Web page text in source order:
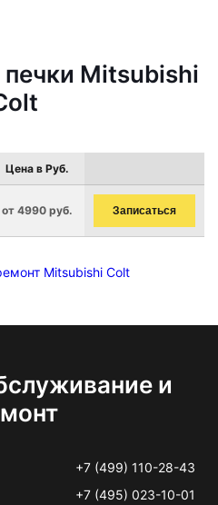
Mitsubishi
Цена в Руб.
от 4990 руб. Записаться
Mitsubishi Colt
и
+7 (499) 110-28-43
+7 (495) 023-10-01